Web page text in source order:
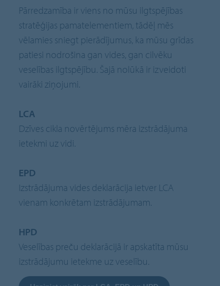
Pārredzamība ir viens no mūsu ilgtspējības
stratēģijas pamatelementiem, tādēļ mēs
vēlamies sniegt pierādījumus, ka mūsu grīdas
patiesi nodrošina gan vides, gan cilvēku
veselības ilgtspējību. Šajā nolūkā ir izveidoti
vairāki ziņojumi.
LCA
Dzīves cikla novērtējums mēra izstrādājuma
ietekmi uz vidi.
EPD
Izstrādājuma vides deklarācija ietver LCA
vienam konkrētam izstrādājumam.
HPD
Veselības preču deklarācijā ir apskatīta mūsu
izstrādājumu ietekme uz veselību.